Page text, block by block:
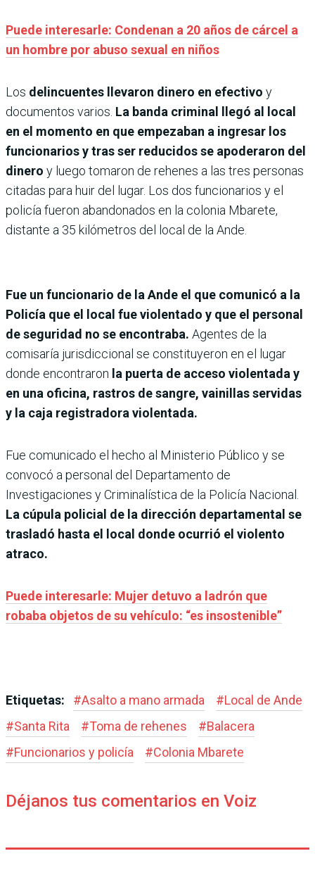
Puede interesarle: Condenan a 20 años de cárcel a
un hombre por abuso sexual en niños
Los delincuentes llevaron dinero en efectivo y
documentos varios. La banda criminal llegó al local
en el momento en que empezaban a ingresar los
funcionarios y tras ser reducidos se apoderaron del
dinero y luego tomaron de rehenes a las tres personas
citadas para huir del lugar. Los dos funcionarios y el
policía fueron abandonados en la colonia Mbarete,
distante a 35 kilómetros del local de la Ande.
Fue un funcionario de la Ande el que comunicó a la
Policía que el local fue violentado y que el personal
de seguridad no se encontraba. Agentes de la
comisaría jurisdiccional se constituyeron en el lugar
donde encontraron la puerta de acceso violentada y
en una oficina, rastros de sangre, vainillas servidas
y la caja registradora violentada.
Fue comunicado el hecho al Ministerio Público y se
convocó a personal del Departamento de
Investigaciones y Criminalística de la Policía Nacional.
La cúpula policial de la dirección departamental se
trasladó hasta el local donde ocurrió el violento
atraco.
Puede interesarle: Mujer detuvo a ladrón que
robaba objetos de su vehículo: “es insostenible”
Etiquetas: #Asalto a mano armada #Local de Ande
#Santa Rita #Toma de rehenes #Balacera
#Funcionarios y policía #Colonia Mbarete
Déjanos tus comentarios en Voiz